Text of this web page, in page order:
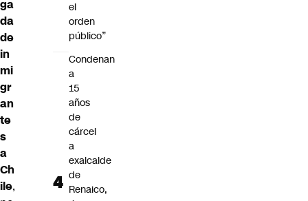
ga
da
de
in
mi
gr
an
te
s
a
Ch
ile,
el
orden
público”
Condenan
a
15
años
de
cárcel
a
exalcalde
de
Renaico,